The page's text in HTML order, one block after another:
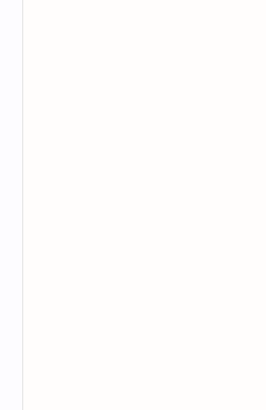
– Memasuki
menyapa penikmat musik